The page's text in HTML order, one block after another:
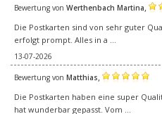
Bewertung von Werthenbach Martina,
Die Postkarten sind von sehr guter
erfolgt prompt. Alles in a ...
13-07-2026
Bewertung von Matthias,
Die Postkarten haben eine super
hat wunderbar gepasst. Vom ...